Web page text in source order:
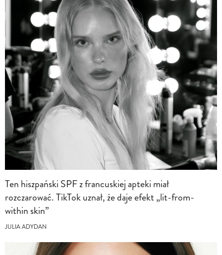
Ten hiszpański SPF z francuskiej apteki miał
rozczarować. TikTok uznał, że daje efekt „lit-from-
within skin”
JULIA ADYDAN